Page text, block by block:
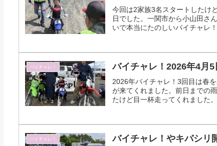
今回は2家族3名スタートしたけ
日でした。一関市から小山田さ
いで本当にたのしいバイチャレ
バイチャレ！ バイチャレ！2026年4月5
2026年バイチャレ！3回目は春
が来てくれました。前日までの
たけど目一杯走ってくれました
バイチャレ！ バイチャレ！やキバシリ